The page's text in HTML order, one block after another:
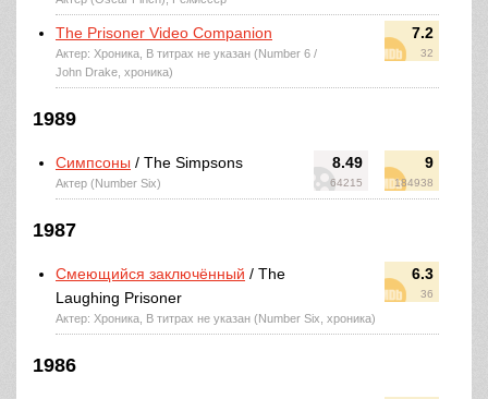
7.2
32
The Prisoner Video Companion
Актер: Хроника, В титрах не указан (Number 6 /
John Drake, хроника)
1989
8.49
64215
9
184938
Симпсоны / The Simpsons
Актер (Number Six)
1987
6.3
36
Смеющийся заключённый / The
Laughing Prisoner
Актер: Хроника, В титрах не указан (Number Six, хроника)
1986